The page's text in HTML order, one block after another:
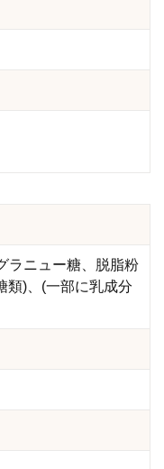
ラニュー糖、脱脂粉
類)、(一部に乳成分